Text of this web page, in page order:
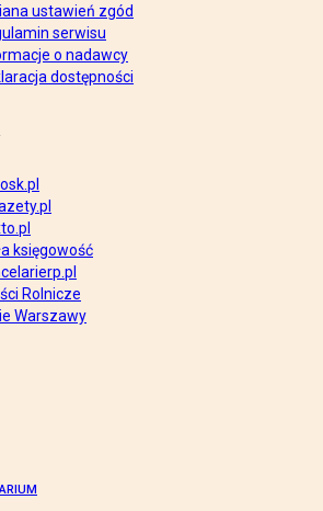
ustawień zgód
serwisu
o nadawcy
dostępności
księgowość
Rolnicze
Warszawy